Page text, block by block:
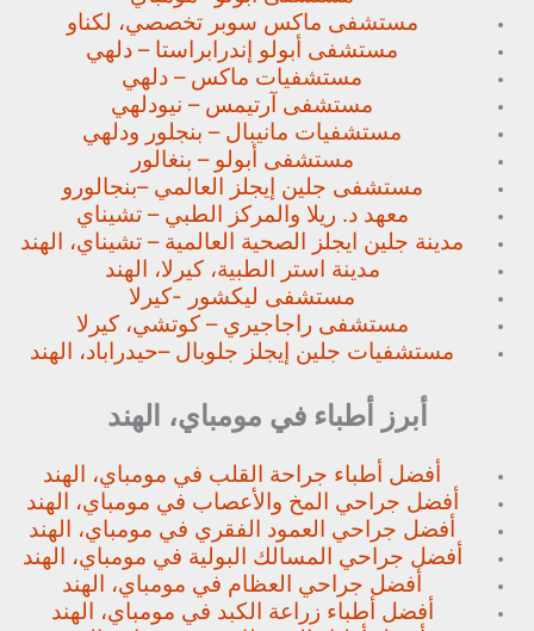
مستشفى ماكس سوبر تخصصي، لكناو
مستشفى أبولو إندرابراستا – دلهي
مستشفيات ماكس – دلهي
مستشفى آرتيمس – نيودلهي
مستشفيات مانيبال – بنجلور ودلهي
مستشفى أبولو – بنغالور
مستشفى جلين إيجلز العالمي –بنجالورو
معهد د. ريلا والمركز الطبي – تشيناي
مدينة جلين ايجلز الصحية العالمية – تشيناي، الهند
مدينة استر الطبية، كيرلا، الهند
مستشفى ليكشور -كيرلا
مستشفى راجاجيري – كوتشي، كيرلا
مستشفيات جلين إيجلز جلوبال –حيدراباد، الهند
أبرز أطباء في مومباي، الهند
أفضل أطباء جراحة القلب في مومباي، الهند
أفضل جراحي المخ والأعصاب في مومباي، الهند
أفضل جراحي العمود الفقري في مومباي، الهند
أفضل جراحي المسالك البولية في مومباي، الهند
أفضل جراحي العظام في مومباي، الهند
أفضل أطباء زراعة الكبد في مومباي، الهند